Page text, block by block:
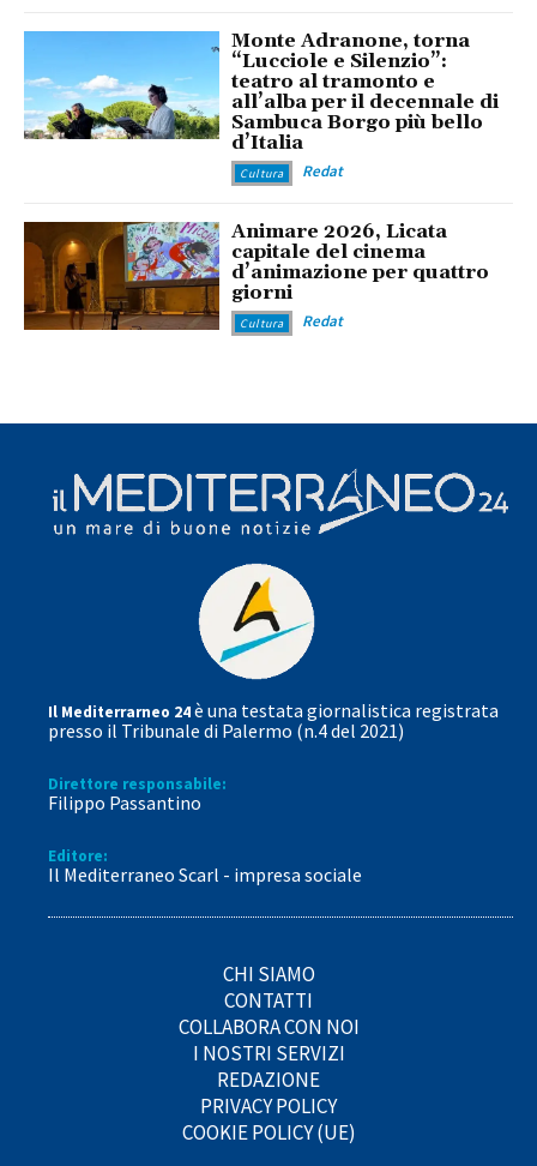
Monte Adranone, torna
“Lucciole e Silenzio”:
teatro al tramonto e
all’alba per il decennale di
Sambuca Borgo più bello
d’Italia
Cultura Redat
Animare 2026, Licata
capitale del cinema
d’animazione per quattro
giorni
Cultura Redat
Il Mediterrarneo 24è una testata giornalistica registrata
presso il Tribunale di Palermo (n.4 del 2021)
Direttore responsabile:
Filippo Passantino
Editore:
Il Mediterraneo Scarl - impresa sociale
CHI SIAMO
CONTATTI
COLLABORA CON NOI
I NOSTRI SERVIZI
REDAZIONE
PRIVACY POLICY
COOKIE POLICY (UE)